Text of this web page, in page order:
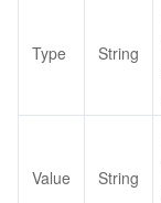
Type String
Value String